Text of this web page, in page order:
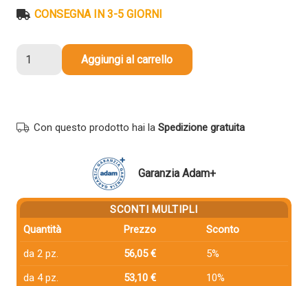
CONSEGNA IN 3-5 GIORNI
compatibile
quantità
Aggiungi al carrello
Con questo prodotto hai la Spedizione gratuita
Garanzia Adam+
SCONTI MULTIPLI
Quantità
Prezzo
Sconto
da 2 pz.
56,05 €
5%
da 4 pz.
53,10 €
10%